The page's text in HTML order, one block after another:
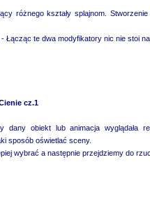
różnego kształy splajnom.
Łącząc te dwa modyfikatory nic nie stoi
cz.1
dany obiekt lub animacja wyglądała
sposób oświetlać sceny.
wybrać a następnie przejdziemy do